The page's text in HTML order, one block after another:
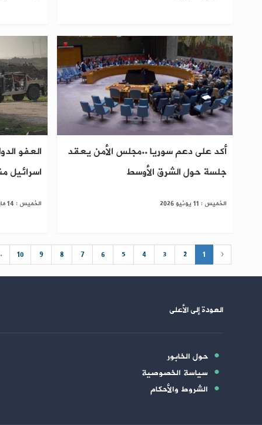
أكد على دعم سوريا ..مجلس الأمن يعقد
جلسة حول الشرق الأوسط
الخميس : 11 يونيو 2026
العفو
اسرائيل
الخميس : 14 مايو 2026
‹
1
2
3
4
5
6
7
8
9
10
العودة إلى الأعلى
حول الخابور
سياسة الخصوصية
الشروط والأحكام